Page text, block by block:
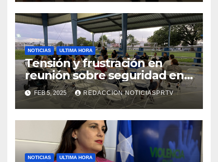
NOTICIAS ULTIMA HORA
Tensión y frustración en
reunión sobre seguridad en
Reparto Metropolitano
FEB 5, 2025 REDACCION NOTICIASPRTV
NOTICIAS ULTIMA HORA